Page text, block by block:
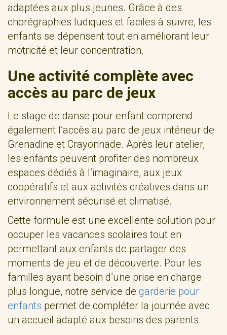
adaptées aux plus jeunes. Grâce à des
chorégraphies ludiques et faciles à suivre, les
enfants se dépensent tout en améliorant leur
motricité et leur concentration.
Une activité complète avec
accès au parc de jeux
Le stage de danse pour enfant comprend
également l’accès au parc de jeux intérieur de
Grenadine et Crayonnade. Après leur atelier,
les enfants peuvent profiter des nombreux
espaces dédiés à l’imaginaire, aux jeux
coopératifs et aux activités créatives dans un
environnement sécurisé et climatisé.
Cette formule est une excellente solution pour
occuper les vacances scolaires tout en
permettant aux enfants de partager des
moments de jeu et de découverte. Pour les
familles ayant besoin d’une prise en charge
plus longue, notre service de garderie pour
enfants permet de compléter la journée avec
un accueil adapté aux besoins des parents.